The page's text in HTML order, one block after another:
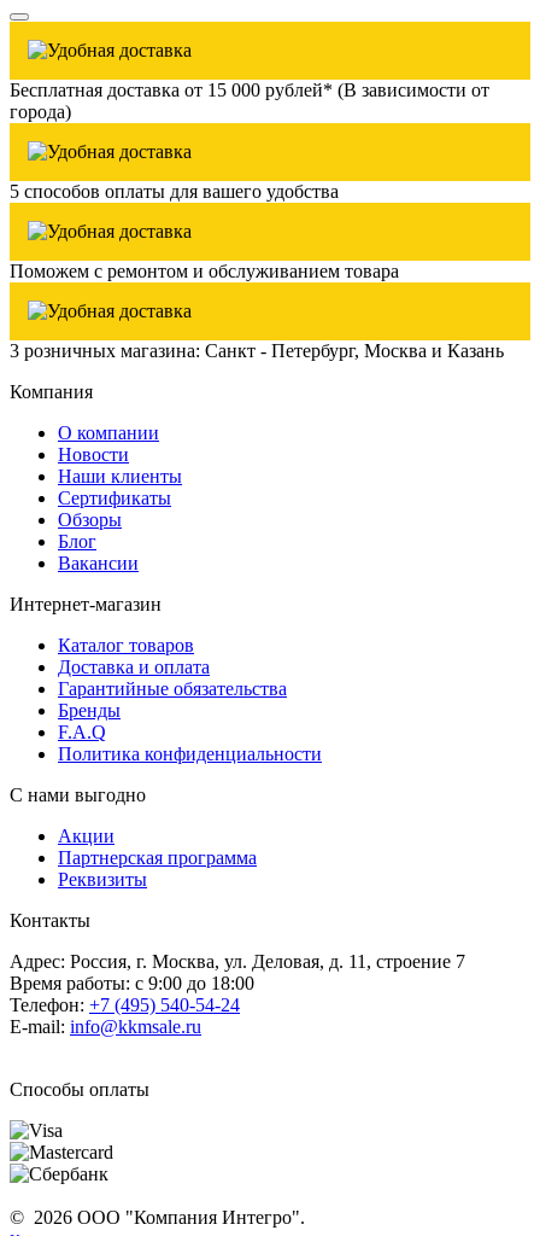
Бесплатная доставка от 15 000 рублей* (В зависимости от
города)
5 способов оплаты для вашего удобства
Поможем с ремонтом и обслуживанием товара
3 розничных магазина: Санкт - Петербург, Москва и Казань
Компания
О компании
Новости
Наши клиенты
Сертификаты
Обзоры
Блог
Вакансии
Интернет-магазин
Каталог товаров
Доставка и оплата
Гарантийные обязательства
Бренды
F.A.Q
Политика конфиденциальности
С нами выгодно
Акции
Партнерская программа
Реквизиты
Контакты
Адрес: Россия, г. Москва, ул. Деловая, д. 11, строение 7
Время работы: с 9:00 до 18:00
Телефон: +7 (495) 540-54-24
E-mail: info@kkmsale.ru
Способы оплаты
© 2026 ООО "Компания Интегро".